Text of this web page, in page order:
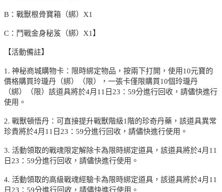
B：戰獸根骨寶箱（綁）X1
C：鬥戰金身秘笈（綁）X1】
【活動備註】
1. 神秘商城購物卡：限時綁定物品，按兩下打開，使用10元寶的
價格購買玲瓏丹（綁）（限），一張卡僅限購買10個玲瓏丹
（綁）（限）該道具將於4月11日23：59分進行回收，請儘快進行
使用。
2. 戰獸頓悟丹：可直接提升戰獸階級1階的珍奇丹藥，該道具異常
珍貴將於4月11日23：59分進行回收，請儘快進行使用。
3. 活動領取的戰魂限定解除卡為限時綁定道具，該道具將於4月11
日23：59分進行回收，請儘快進行使用。
4. 活動領取的高級戰魂經驗卡為限時綁定道具，該道具將於4月11
日23：59分進行回收，請儘快進行使用。